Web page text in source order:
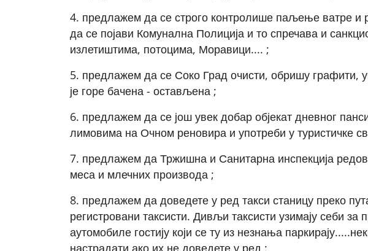
4. предлажем да се строго контролише паљење ватре и
да се појави Комунална Полиција и то спречава и
излетиштима, потоцима, Моравици.... ;
5. предлажем да се Соко Град очисти, обришу графити,
је горе бачена - остављена ;
6. предлажем да се још увек добар објекат дневног
лимовима на Очном реновира и употреби у туристичке
7. предлажем да Тржишна и Санитарна инспекција
меса и млечних производа ;
8. предлажем да доведете у ред такси станицу преко
регистровани таксисти. Дивљи таксисти узимају себи
аутомобиле гостију који се ту из незнања
настрадати ако их не доведете у ред ;